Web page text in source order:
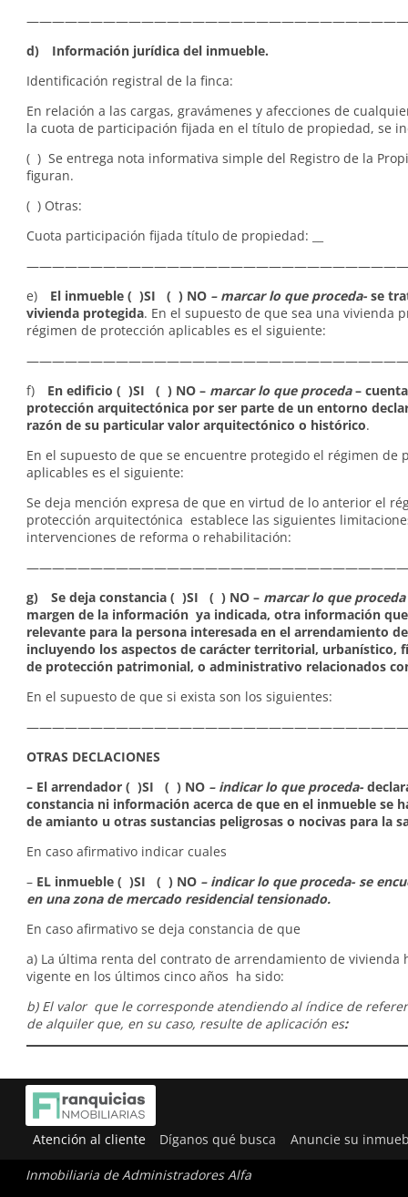
d) Información jurídica del inmueble.
Identificación registral de la finca:
En relación a las cargas, gravámenes y afecciones de
la cuota de participación fijada en el título de propiedad, se
( ) Se entrega nota informativa simple del Registro de la
figuran.
( ) Otras:
Cuota participación fijada título de propiedad: __
e) El inmueble ( )SI ( ) NO – marcar lo que proceda- se
vivienda protegida. En el supuesto de que sea una vivienda
régimen de protección aplicables es el siguiente:
f) En edificio ( )SI ( ) NO – marcar lo que proceda–
protección arquitectónica por ser parte de un entorno
razón de su particular valor arquitectónico o histórico.
En el supuesto de que se encuentre protegido el régimen de
aplicables es el siguiente:
Se deja mención expresa de que en virtud de lo anterior el
protección arquitectónica establece las siguientes
intervenciones de reforma o rehabilitación:
g) Se deja constancia ( )SI ( ) NO – marcar lo que proceda
margen de la información ya indicada, otra información
relevante para la persona interesada en el arrendamiento
incluyendo los aspectos de carácter territorial, urbanístico,
de protección patrimonial, o administrativo relacionados
En el supuesto de que si exista son los siguientes:
OTRAS DECLACIONES
– El arrendador ( )SI ( ) NO – indicar lo que proceda-
constancia ni información acerca de que en el inmueble se
de amianto u otras sustancias peligrosas o nocivas para la
En caso afirmativo indicar cuales
– EL inmueble ( )SI ( ) NO – indicar lo que proceda- se
en una zona de mercado residencial tensionado.
En caso afirmativo se deja constancia de que
a) La última renta del contrato de arrendamiento de vivienda
vigente en los últimos cinco años ha sido:
b) El valor que le corresponde atendiendo al índice de
de alquiler que, en su caso, resulte de aplicación es:
Atención al cliente Díganos qué busca Anuncie su
Inmobiliaria de Administradores Alfa